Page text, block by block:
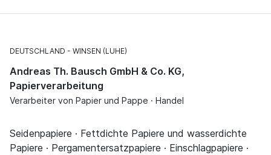
DEUTSCHLAND WINSEN (LUHE)
Andreas Th. Bausch GmbH & Co. KG,
Papierverarbeitung
Verarbeiter von Papier und Pappe · Handel
Seidenpapiere · Fettdichte Papiere und wasserdichte
Papiere · Pergamentersatzpapiere · Einschlagpapiere ·